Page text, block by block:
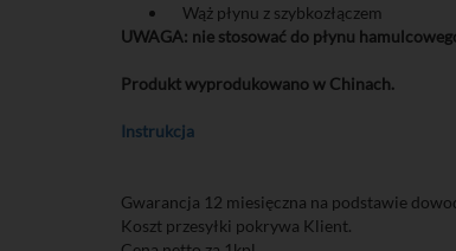
Wąż płynu z szybkozłączem
UWAGA: nie stosować do płynu
Produkt wyprodukowano w Chinach.
Instrukcja
Gwarancja 12 miesięczna na podstawie
Koszt przesyłki pokrywa Klient.